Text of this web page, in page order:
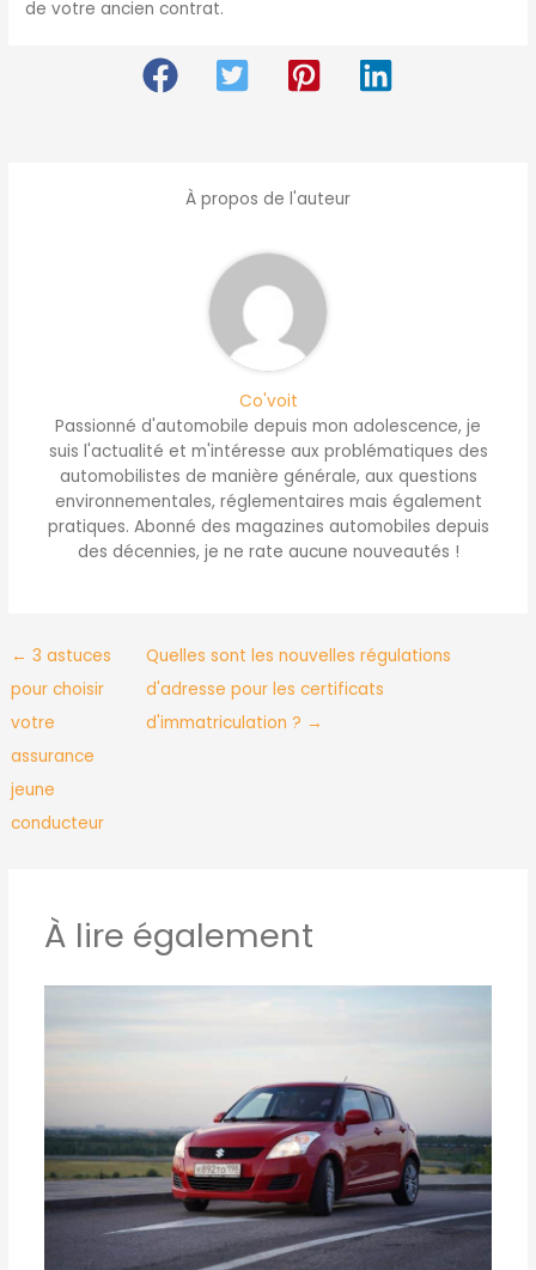
de votre ancien contrat.
À propos de l'auteur
Co'voit
Passionné d'automobile depuis mon adolescence, je
suis l'actualité et m'intéresse aux problématiques des
automobilistes de manière générale, aux questions
environnementales, réglementaires mais également
pratiques. Abonné des magazines automobiles depuis
des décennies, je ne rate aucune nouveautés !
← 3 astuces
pour choisir
votre
assurance
jeune
conducteur
Quelles sont les nouvelles régulations
d'adresse pour les certificats
d'immatriculation ? →
À lire également